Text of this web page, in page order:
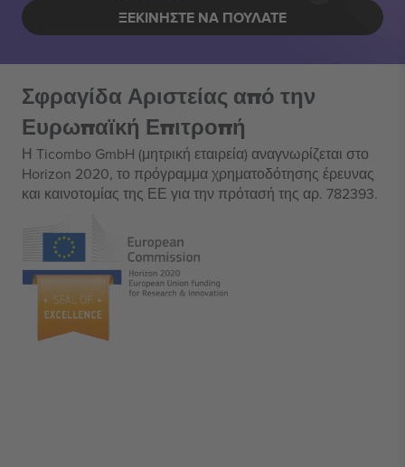
ΞΕΚΙΝΉΣΤΕ ΝΑ ΠΟΥΛΆΤΕ
Σφραγίδα Αριστείας από την
Ευρωπαϊκή Επιτροπή
Η Ticombo GmbH (μητρική εταιρεία) αναγνωρίζεται στο
Horizon 2020, το πρόγραμμα χρηματοδότησης έρευνας
και καινοτομίας της ΕΕ για την πρότασή της αρ. 782393.